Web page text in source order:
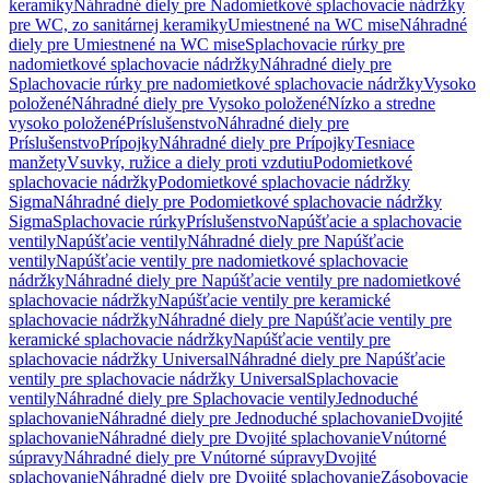
keramikyNáhradné diely pre Nadomietkové splachovacie nádržky
pre WC, zo sanitárnej keramikyUmiestnené na WC miseNáhradné
diely pre Umiestnené na WC miseSplachovacie rúrky pre
nadomietkové splachovacie nádržkyNáhradné diely pre
Splachovacie rúrky pre nadomietkové splachovacie nádržkyVysoko
položenéNáhradné diely pre Vysoko položenéNízko a stredne
vysoko položenéPríslušenstvoNáhradné diely pre
PríslušenstvoPrípojkyNáhradné diely pre PrípojkyTesniace
manžetyVsuvky, ružice a diely proti vzdutiuPodomietkové
splachovacie nádržkyPodomietkové splachovacie nádržky
SigmaNáhradné diely pre Podomietkové splachovacie nádržky
SigmaSplachovacie rúrkyPríslušenstvoNapúšťacie a splachovacie
ventilyNapúšťacie ventilyNáhradné diely pre Napúšťacie
ventilyNapúšťacie ventily pre nadomietkové splachovacie
nádržkyNáhradné diely pre Napúšťacie ventily pre nadomietkové
splachovacie nádržkyNapúšťacie ventily pre keramické
splachovacie nádržkyNáhradné diely pre Napúšťacie ventily pre
keramické splachovacie nádržkyNapúšťacie ventily pre
splachovacie nádržky UniversalNáhradné diely pre Napúšťacie
ventily pre splachovacie nádržky UniversalSplachovacie
ventilyNáhradné diely pre Splachovacie ventilyJednoduché
splachovanieNáhradné diely pre Jednoduché splachovanieDvojité
splachovanieNáhradné diely pre Dvojité splachovanieVnútorné
súpravyNáhradné diely pre Vnútorné súpravyDvojité
splachovanieNáhradné diely pre Dvojité splachovanieZásobovacie